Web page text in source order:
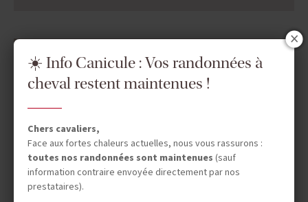
DATES & PRIX
INFOS PRATIQUES
☀️ Info Canicule : Vos randonnées à
cheval restent maintenues !
Chers cavaliers,
Face aux fortes chaleurs actuelles, nous vous rassurons :
toutes nos randonnées sont maintenues (sauf
information contraire envoyée directement par nos
prestataires).